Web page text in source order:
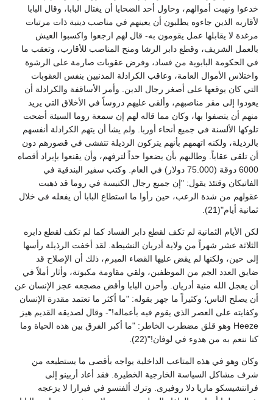
خدعوا ونهبت أموالهم، وحاول أحد الضحايا أن يغتال البابا، وقال البابا
لأقاربه الذين جاءوه يطلبون أن يعينهم في مناصب دينية ذات مرتبات
مرغدة لا يقابلها عمل يقومون به- قال لهم ارجعوا واكسبوا العيش
بالعمل الشريف، وقطع دابر الرشا ومنح المناصب للأقارب، وتعقب ما
في الحكومة البابوية من فساد، وفرض عقوبات صارمة على الرشوة
واختلاس الأموال العامة، وعاقب الكرادلة المذنبين بنفس العقوبات
التي كان يوقعها على أصغر رجال الدين. وأمر الأساقفة والكرادلة أن
يعودوا إلى مقر مناصبهم، وألقى عليهم دروساً في الأخلاق التي يريد
منهم أن يتصفوا بها، وكان مما قاله لهم إن سمعة روما السيئة أضحت
تلوكها الألسنة في جميع أنحاء أوربا. ولم يشأ أن يتهم الكرادلة أنفسهم
بالرذيلة، ولكنه اتهمهم بأنهم يتركون الرذيلة تتفشى في قصورهم دون
أن تلقى عقاباً. وطالبهم بأن يضعوا حداً لترفهم، وأن يقنعوا بإيراد أقصاه
6000 دوقة (75.000 دولار) في العام. وكتب سفير البندقية في
الفاتيكان وقتئذ يقول: "إن جميع رجال الكنيسة في روما قد ذهبت
عقولهم من شدة الرعب، حين رأوا ما استطاع البابا أن يفعله في خلال
ثمانية أيام"(21).
لكن الأيام الثمانية لم تكف لقطع دابر الفساد كما لم تكف لقطع دابره
الثلاثة عشر شهراً من ولاية أدريان النشيطة. لقد أخفت الرذيلة رأسها
إلى حين، ولكنها لم يقض عليها القضاء المبرم، ذلك أن الإصلاح قد
ضايق العدد الجم من الموظفين، ولقي مقاومة مكبوتة، وأثار أملاً في
أن يعجل الله منية أدريان. وأحزن البابا وأقض مضجعه عجز الإنسان عن
أن يصلح الناس؛ وكثيراً ما جهر بقوله: "ما أكثر ما تعتمد مقدرة الإنسان
وكفايته على العصر الذي يقوم فيه بأعماله!"- وقال لصديقه القديم هيز
Heeze وهو قلق مضطرب الخاطر: "ما أكبر الفرق بين هذه الحياة وما
كنا ننعم به من هدوء في لوفان!"(22).
وكان وهو في هذه المتاعب الداخلية يواجه بأقصى ما يستطيعه من
شرف مشاكل السياسة الخارجية الخطيرة. فقد أعاد أربينو إلى
فرانتشيسكو ماريا دلا روفيرى. وترك ألفنسو في فيرارا لا يزعجه